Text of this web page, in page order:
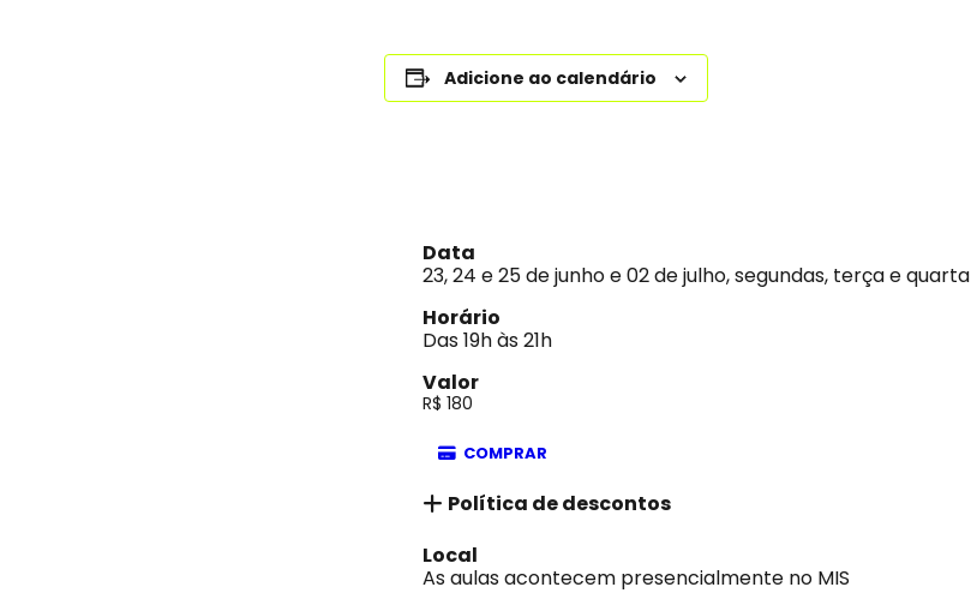
Adicione ao calendário
Data
23, 24 e 25 de junho e 02 de julho, segundas, terça e quarta
Horário
Das 19h às 21h
Valor
R$ 180
COMPRAR
Política de descontos
Local
As aulas acontecem presencialmente no MIS